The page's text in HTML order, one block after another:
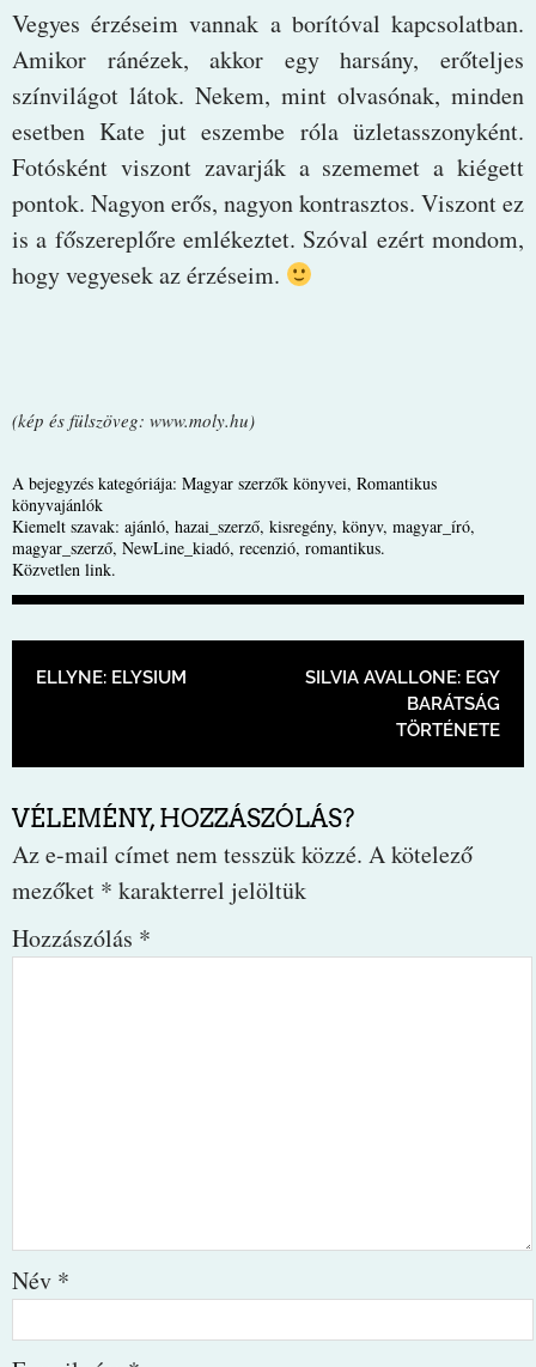
Vegyes érzéseim vannak a borítóval kapcsolatban.
Amikor ránézek, akkor egy harsány, erőteljes
színvilágot látok. Nekem, mint olvasónak, minden
esetben Kate jut eszembe róla üzletasszonyként.
Fotósként viszont zavarják a szememet a kiégett
pontok. Nagyon erős, nagyon kontrasztos. Viszont ez
is a főszereplőre emlékeztet. Szóval ezért mondom,
hogy vegyesek az érzéseim.
(kép és fülszöveg: www.moly.hu)
A bejegyzés kategóriája: Magyar szerzők könyvei, Romantikus
könyvajánlók
Kiemelt szavak: ajánló, hazai_szerző, kisregény, könyv, magyar_író,
magyar_szerző, NewLine_kiadó, recenzió, romantikus.
Közvetlen link.
BEJEGYZÉS NAVIGÁCIÓ
ELLYNE: ELYSIUM
SILVIA AVALLONE: EGY
BARÁTSÁG
TÖRTÉNETE
VÉLEMÉNY, HOZZÁSZÓLÁS?
Az e-mail címet nem tesszük közzé. A kötelező
mezőket * karakterrel jelöltük
Hozzászólás *
Név *